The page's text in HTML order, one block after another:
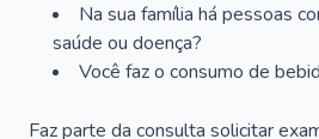
Na sua família há pessoas
saúde ou doença?
Você faz o consumo de
Faz parte da consulta solicitar